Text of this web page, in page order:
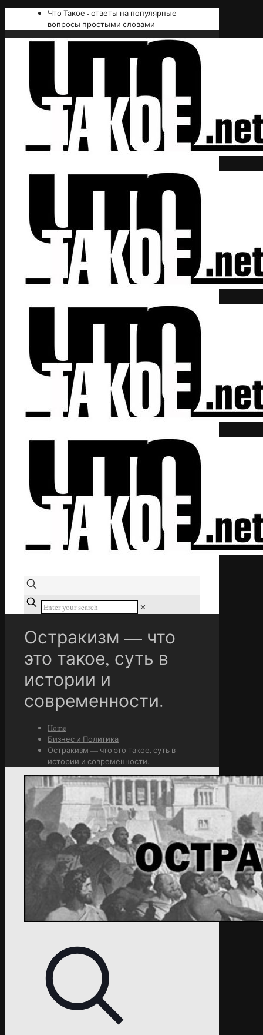
Что Такое - ответы на популярные
вопросы простыми словами
✕
Остракизм — что
это такое, суть в
истории и
современности.
Home
Бизнес и Политика
Остракизм — что это такое, суть в
истории и современности.